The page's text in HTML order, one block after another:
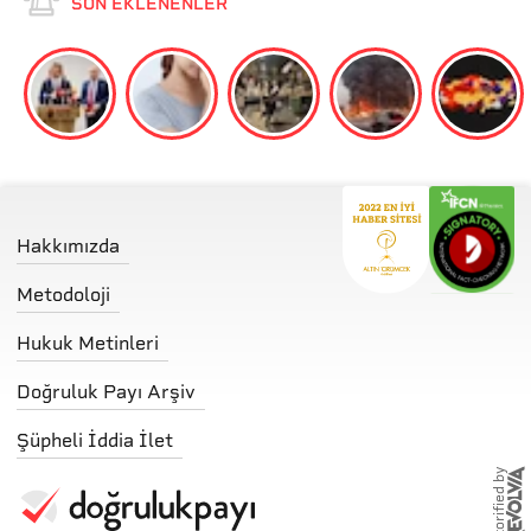
SON EKLENENLER
Hakkımızda
Metodoloji
Hukuk Metinleri
Doğruluk Payı Arşiv
Şüpheli İddia İlet
storified by